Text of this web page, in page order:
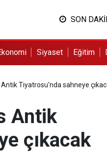
SON
Siyaset Eğitim
Antik Tiyatrosu'nda sahneye
Antik
çıkacak